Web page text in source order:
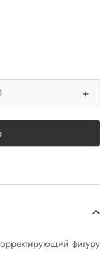
фигуру